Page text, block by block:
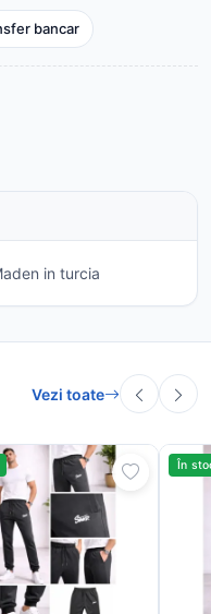
bancar
in turcia
Vezi toate
În